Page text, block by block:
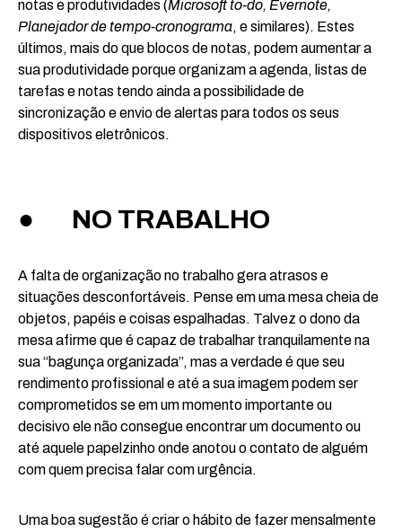
notas e produtividades (Microsoft to-do, Evernote,
Planejador de tempo-cronograma, e similares). Estes
últimos, mais do que blocos de notas, podem aumentar a
sua produtividade porque organizam a agenda, listas de
tarefas e notas tendo ainda a possibilidade de
sincronização e envio de alertas para todos os seus
dispositivos eletrônicos.
● NO TRABALHO
A falta de organização no trabalho gera atrasos e
situações desconfortáveis. Pense em uma mesa cheia de
objetos, papéis e coisas espalhadas. Talvez o dono da
mesa afirme que é capaz de trabalhar tranquilamente na
sua “bagunça organizada”, mas a verdade é que seu
rendimento profissional e até a sua imagem podem ser
comprometidos se em um momento importante ou
decisivo ele não consegue encontrar um documento ou
até aquele papelzinho onde anotou o contato de alguém
com quem precisa falar com urgência.
Uma boa sugestão é criar o hábito de fazer mensalmente